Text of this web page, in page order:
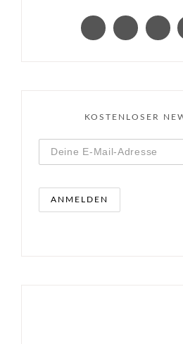
KOSTENLOSER